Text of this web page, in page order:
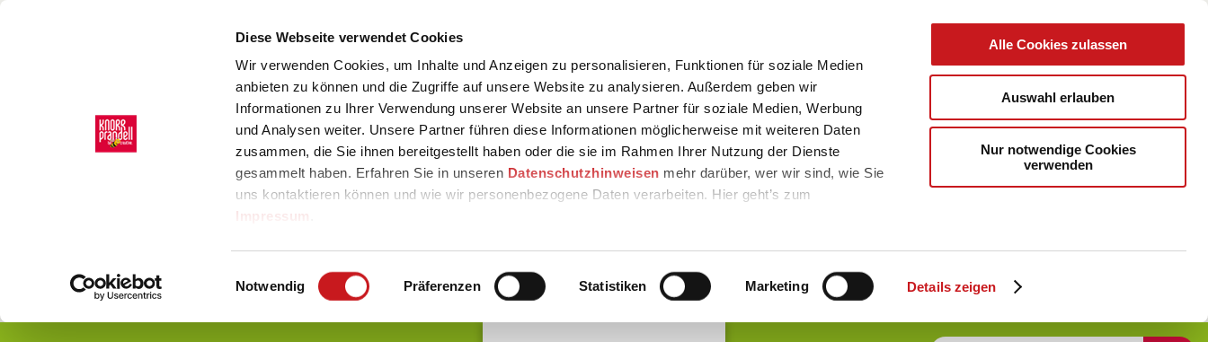
Diese Webseite verwendet Cookies
Wir verwenden Cookies, um Inhalte und Anzeigen zu personalisieren, Funktionen für soziale Medien
anbieten zu können und die Zugriffe auf unsere Website zu analysieren. Außerdem geben wir
Informationen zu Ihrer Verwendung unserer Website an unsere Partner für soziale Medien, Werbung
und Analysen weiter. Unsere Partner führen diese Informationen möglicherweise mit weiteren Daten
zusammen, die Sie ihnen bereitgestellt haben oder die sie im Rahmen Ihrer Nutzung der Dienste
gesammelt haben. Erfahren Sie in unseren Datenschutzhinweisen mehr darüber, wer wir sind, wie Sie
uns kontaktieren können und wie wir personenbezogene Daten verarbeiten. Hier geht’s zum
Impressum
Einwilligungsauswahl
Notwendig Präferenzen Statistiken Marketing Details zeigen
Alle Cookies zulassen
Auswahl erlauben
Nur notwendige Cookies
verwenden